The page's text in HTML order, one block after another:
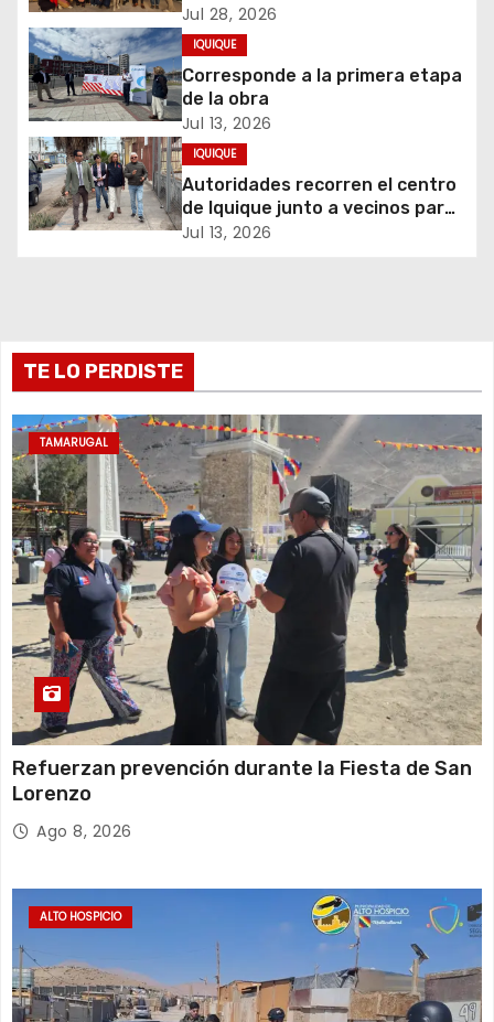
ó
n
d
e
e
a
d
a
s
comunitaria sobre cuidados y
migración
Jul 28, 2026
IQUIQUE
Corresponde a la primera etapa
de la obra
Jul 13, 2026
IQUIQUE
Autoridades recorren el centro
de Iquique junto a vecinos para
abordar problemáticas y
Jul 13, 2026
TE LO PERDISTE
TAMARUGAL
Refuerzan prevención durante la Fiesta de San
Lorenzo
Ago 8, 2026
ALTO HOSPICIO